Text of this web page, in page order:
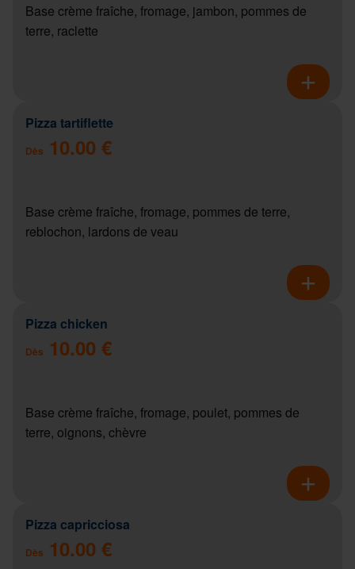
Base crème fraîche, fromage, jambon, pommes de
terre, raclette
Pizza tartiflette
Dès 10.00 €
Base crème fraîche, fromage, pommes de terre,
reblochon, lardons de veau
Pizza chicken
Dès 10.00 €
Base crème fraîche, fromage, poulet, pommes de
terre, oignons, chèvre
Pizza capricciosa
Dès 10.00 €